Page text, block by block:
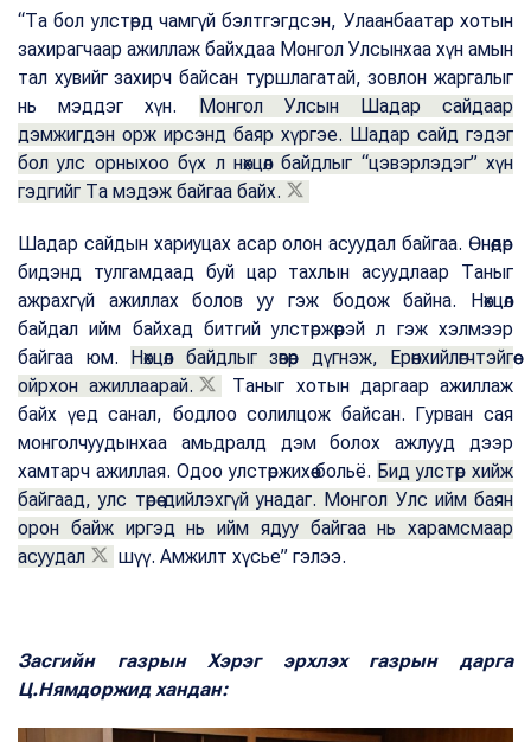
“Та бол улстөрд чамгүй бэлтгэгдсэн, Улаанбаатар хотын
захирагчаар ажиллаж байхдаа Монгол Улсынхаа хүн амын
тал хувийг захирч байсан туршлагатай, зовлон жаргалыг
нь мэддэг хүн. Монгол Улсын Шадар сайдаар
дэмжигдэн орж ирсэнд баяр хүргэе. Шадар сайд гэдэг
бол улс орныхоо бүх л нөхцөл байдлыг “цэвэрлэдэг” хүн
гэдгийг Та мэдэж байгаа байх.
Шадар сайдын хариуцах асар олон асуудал байгаа. Өнөөдөр
бидэнд тулгамдаад буй цар тахлын асуудлаар Таныг
ажрахгүй ажиллах болов уу гэж бодож байна. Нөхцөл
байдал ийм байхад битгий улстөржөөрэй л гэж хэлмээр
байгаа юм. Нөхцөл байдлыг зөвөөр дүгнэж, Ерөнхийлөгчтэйгөө
ойрхон ажиллаарай.
Таныг хотын даргаар ажиллаж
байх үед санал, бодлоо солилцож байсан. Гурван сая
монголчуудынхаа амьдралд дэм болох ажлууд дээр
хамтарч ажиллая. Одоо улстөржихөө больё. Бид улстөр хийж
байгаад, улс төрөө дийлэхгүй унадаг. Монгол Улс ийм баян
орон байж иргэд нь ийм ядуу байгаа нь харамсмаар
асуудал
шүү. Амжилт хүсье” гэлээ.
Засгийн газрын Хэрэг эрхлэх газрын дарга
Ц.Нямдоржид хандан: